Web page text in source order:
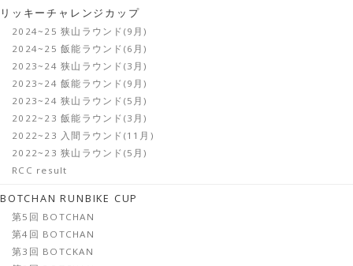
リッキーチャレンジカップ
2024~25 狭山ラウンド(9月)
2024~25 飯能ラウンド(6月)
2023~24 狭山ラウンド(3月)
2023~24 飯能ラウンド(9月)
2023~24 狭山ラウンド(5月)
2022~23 飯能ラウンド(3月)
2022~23 入間ラウンド(11月)
2022~23 狭山ラウンド(5月)
RCC result
BOTCHAN RUNBIKE CUP
第5回 BOTCHAN
第4回 BOTCHAN
第3回 BOTCKAN